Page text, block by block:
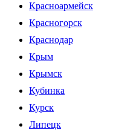
Красноармейск
Красногорск
Краснодар
Крым
Крымск
Кубинка
Курск
Липецк